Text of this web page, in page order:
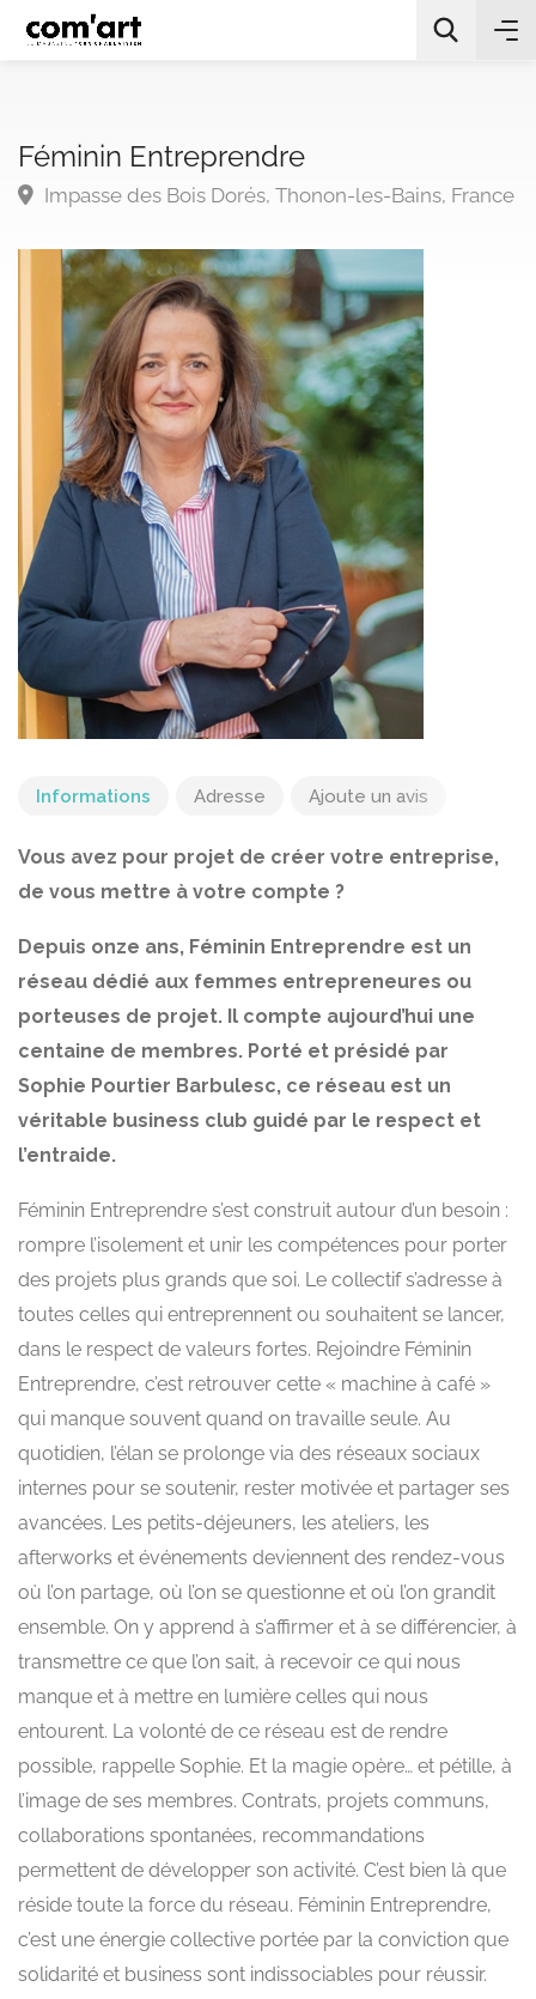
All Categories
Chercher
Féminin Entreprendre
Impasse des Bois Dorés, Thonon-les-Bains, France
Informations Adresse Ajoute un avis
Vous avez pour projet de créer votre entreprise,
de vous mettre à votre compte ?
Depuis onze ans, Féminin Entreprendre est un
réseau dédié aux femmes entrepreneures ou
porteuses de projet. Il compte aujourd’hui une
centaine de membres. Porté et présidé par
Sophie Pourtier Barbulesc, ce réseau est un
véritable business club guidé par le respect et
l’entraide.
Féminin Entreprendre s’est construit autour d’un besoin :
rompre l’isolement et unir les compétences pour porter
des projets plus grands que soi. Le collectif s’adresse à
toutes celles qui entreprennent ou souhaitent se lancer,
dans le respect de valeurs fortes. Rejoindre Féminin
Entreprendre, c’est retrouver cette « machine à café »
qui manque souvent quand on travaille seule. Au
quotidien, l’élan se prolonge via des réseaux sociaux
internes pour se soutenir, rester motivée et partager ses
avancées. Les petits-déjeuners, les ateliers, les
afterworks et événements deviennent des rendez-vous
où l’on partage, où l’on se questionne et où l’on grandit
ensemble. On y apprend à s’affirmer et à se différencier, à
transmettre ce que l’on sait, à recevoir ce qui nous
manque et à mettre en lumière celles qui nous
entourent. La volonté de ce réseau est de rendre
possible, rappelle Sophie. Et la magie opère… et pétille, à
l’image de ses membres. Contrats, projets communs,
collaborations spontanées, recommandations
permettent de développer son activité. C’est bien là que
réside toute la force du réseau. Féminin Entreprendre,
c’est une énergie collective portée par la conviction que
solidarité et business sont indissociables pour réussir.